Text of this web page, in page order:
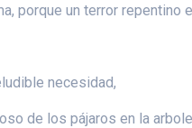
porque un terror repentino
necesidad,
de los pájaros en la